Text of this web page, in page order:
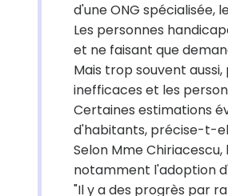
d'une ONG spécialisée,
Les personnes
et ne faisant que
Mais trop souvent
inefficaces et les
Certaines estimations
d'habitants, précise-t-
Selon Mme
notamment l'adoption
"Il y a des progrès par